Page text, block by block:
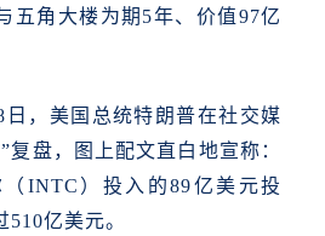
五角大楼为期5年、价值97亿
日，美国总统特朗普在社交媒
复盘，图上配文直白地宣称：
INTC）投入的89亿美元投
亿美元。